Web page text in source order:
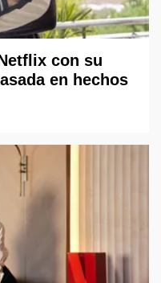
con su
en hechos